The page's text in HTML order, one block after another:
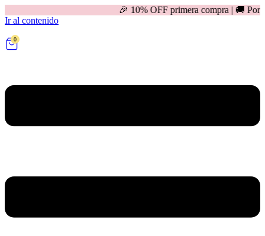
🎉 10% OFF primera compra | 🚚 Por compras
Ir al contenido
0